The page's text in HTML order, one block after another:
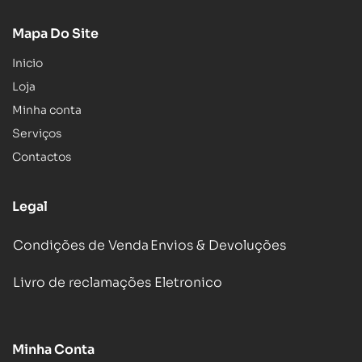
Mapa Do Site
Inicio
Loja
Minha conta
Serviços
Contactos
Legal
Condições de VendaEnvios & Devoluções
Livro de reclamações Eletronico
Minha Conta